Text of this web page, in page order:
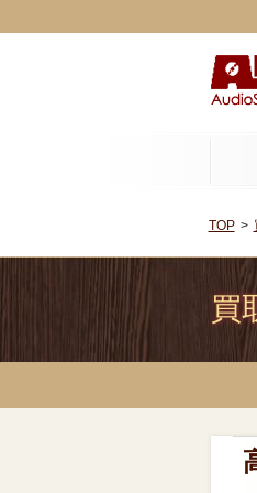
TOP
買